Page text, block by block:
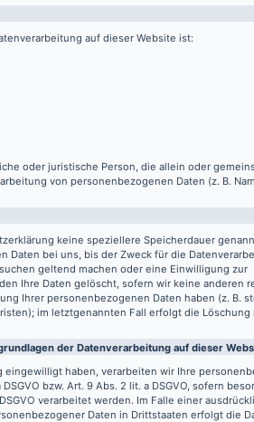
auf dieser Website ist:
oder juristische Person, die allein oder
von personenbezogenen Daten (z. B.
keine speziellere Speicherdauer
Daten bei uns, bis der Zweck für die
geltend machen oder eine Einwilligung zur
Ihre Daten gelöscht, sofern wir keine anderen
Ihrer personenbezogenen Daten haben (z. B.
im letztgenannten Fall erfolgt die Löschung
der Datenverarbeitung auf dieser
eingewilligt haben, verarbeiten wir Ihre
bzw. Art. 9 Abs. 2 lit. a DSGVO, sofern
verarbeitet werden. Im Falle einer
Daten in Drittstaaten erfolgt die